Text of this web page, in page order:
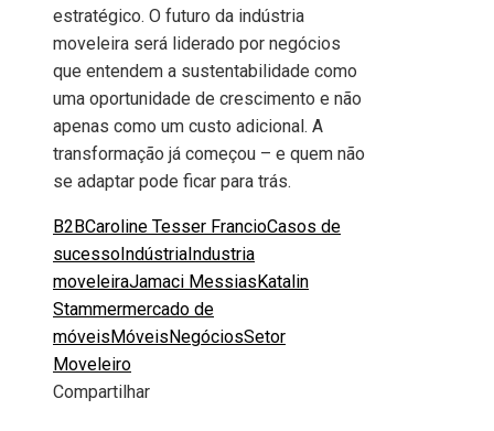
estratégico. O futuro da indústria
moveleira será liderado por negócios
que entendem a sustentabilidade como
uma oportunidade de crescimento e não
apenas como um custo adicional. A
transformação já começou – e quem não
se adaptar pode ficar para trás.
B2BCaroline Tesser FrancioCasos de
sucessoIndústriaIndustria
moveleiraJamaci MessiasKatalin
Stammermercado de
móveisMóveisNegóciosSetor
Moveleiro
Compartilhar